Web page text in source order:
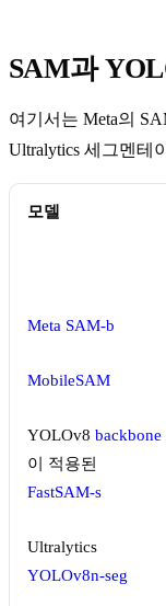
SAM과
여기서는 Meta의
Ultralytics 세그멘테
모델
Meta SAM-b
MobileSAM
YOLOv8 backbone
이 적용된
FastSAM-s
Ultralytics
YOLOv8n-seg